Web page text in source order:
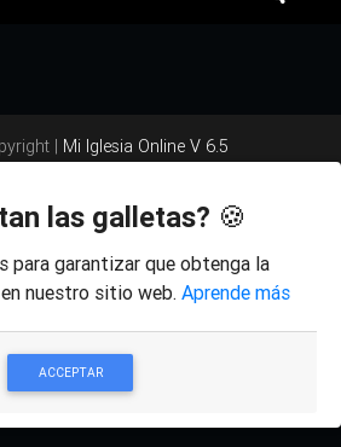
las galletas? 🍪
para garantizar que obtenga la
nuestro sitio web. Aprende más
ACCEPTAR
| Mi Iglesia Online V 6.5